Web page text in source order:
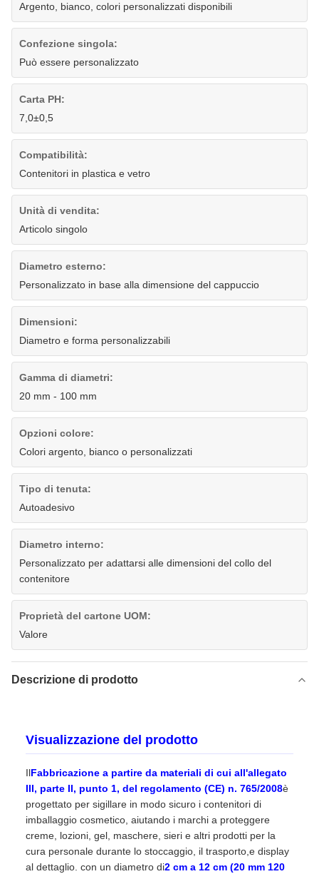
Argento, bianco, colori personalizzati disponibili
Confezione singola:
Può essere personalizzato
Carta PH:
7,0±0,5
Compatibilità:
Contenitori in plastica e vetro
Unità di vendita:
Articolo singolo
Diametro esterno:
Personalizzato in base alla dimensione del cappuccio
Dimensioni:
Diametro e forma personalizzabili
Gamma di diametri:
20 mm - 100 mm
Opzioni colore:
Colori argento, bianco o personalizzati
Tipo di tenuta:
Autoadesivo
Diametro interno:
Personalizzato per adattarsi alle dimensioni del collo del
contenitore
Proprietà del cartone UOM:
Valore
Descrizione di prodotto
Visualizzazione del prodotto
IlFabbricazione a partire da materiali di cui all'allegato
III, parte II, punto 1, del regolamento (CE) n. 765/2008è
progettato per sigillare in modo sicuro i contenitori di
imballaggio cosmetico, aiutando i marchi a proteggere
creme, lozioni, gel, maschere, sieri e altri prodotti per la
cura personale durante lo stoccaggio, il trasporto,e display
al dettaglio. con un diametro di2 cm a 12 cm (20 mm 120